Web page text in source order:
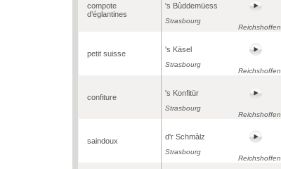
compote
d’églantines
's Bùddemüess
Strasbourg
Reichshoffen
petit suisse 's Käsel
Strasbourg
Reichshoffen
confiture 's Konfitür
Strasbourg
Reichshoffen
saindoux d'r Schmàlz
Strasbourg
Reichshoffen